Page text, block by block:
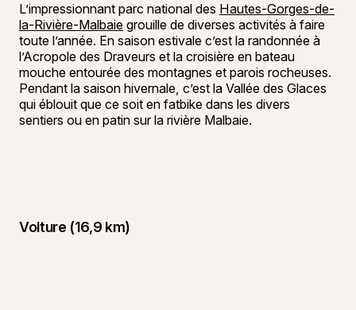
L’impressionnant parc national des Hautes-Gorges-de-
la-Rivière-Malbaie grouille de diverses activités à faire
toute l’année. En saison estivale c’est la randonnée à
l’Acropole des Draveurs et la croisière en bateau
mouche entourée des montagnes et parois rocheuses.
Pendant la saison hivernale, c’est la Vallée des Glaces
qui éblouit que ce soit en fatbike dans les divers
sentiers ou en patin sur la rivière Malbaie.
Voiture (16,9 km)